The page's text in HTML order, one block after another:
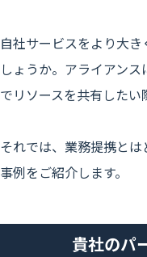
自社サービスをより大
しょうか。アライアン
でリソースを共有したい
それでは、業務提携と
事例をご紹介します。
貴社のパ